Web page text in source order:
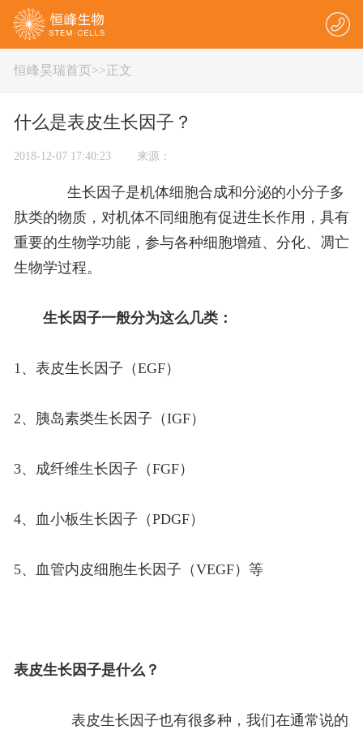
恒峰昊瑞首页>>正文
什么是表皮生长因子？
2018-12-07 17:40:23 来源：
生长因子是机体细胞合成和分泌的小分子多
肽类的物质，对机体不同细胞有促进生长作用，具有
重要的生物学功能，参与各种细胞增殖、分化、凋亡
生物学过程。
生长因子一般分为这么几类：
1、表皮生长因子（EGF）
2、胰岛素类生长因子（IGF）
3、成纤维生长因子（FGF）
4、血小板生长因子（PDGF）
5、血管内皮细胞生长因子（VEGF）等
表皮生长因子是什么？
表皮生长因子也有很多种，我们在通常说的